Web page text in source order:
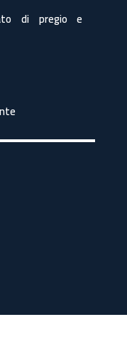
di pregio e